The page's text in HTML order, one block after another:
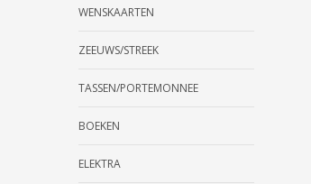
WENSKAARTEN
ZEEUWS/STREEK
TASSEN/PORTEMONNEE
BOEKEN
ELEKTRA